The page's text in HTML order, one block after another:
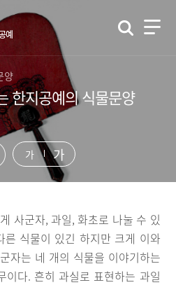
예
양
한지공예의 식물문양
가 가
사군자, 과일, 화초로 나눌 수 있
식물이 있긴 하지만 크게 이와
자는 네 개의 식물을 이야기하는
이다. 흔히 과실로 표현하는 과일